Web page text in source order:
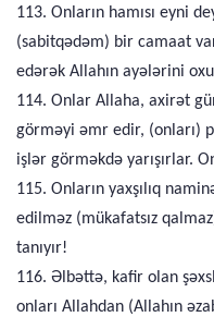
113. Onların hamısı eyni
(sabitqədəm) bir camaat
edərək Allahın ayələrini
114. Onlar Allaha, axirət
görməyi əmr edir, (onları)
işlər görməkdə yarışırlar.
115. Onların yaxşılıq
edilməz (mükafatsız
tanıyır!
116. Əlbəttə, kafir olan
onları Allahdan (Allahın